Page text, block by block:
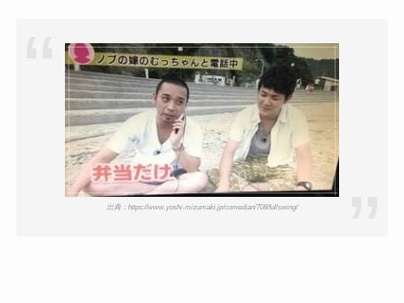
出典：https://www.yoshi-mizumaki.jp/comedian/708/fullswing/